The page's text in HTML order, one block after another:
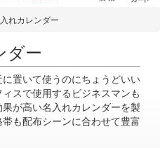
れカレンダー
ダー
置いて使うのにちょうどいい
スで使用するビジネスマンも
が高い名入れカレンダーを製
も配布シーンに合わせて豊富